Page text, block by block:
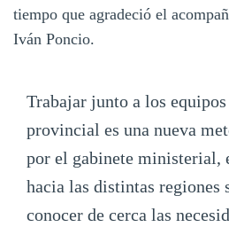
tiempo que agradeció el
Iván Poncio.
Trabajar junto a los
provincial es una nueva
por el gabinete ministerial,
hacia las distintas regiones
conocer de cerca las